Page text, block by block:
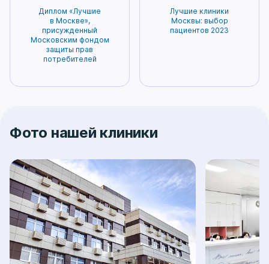
Диплом «Лучшие
в Москве»,
присужденный
Московским фондом
защиты прав
потребителей
Лучшие клиники
Москвы: выбор
пациентов 2023
Фото нашей клиники